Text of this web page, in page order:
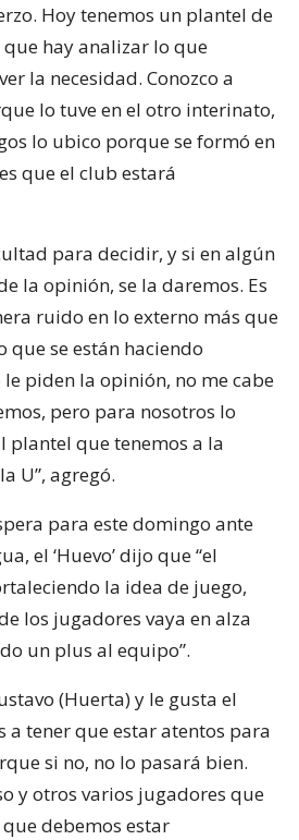
Hoy tenemos un plantel de
hay analizar lo que
la necesidad. Conozco a
lo tuve en el otro interinato,
lo ubico porque se formó en
que el club estará
para decidir, y si en algún
la opinión, se la daremos. Es
ruido en lo externo más que
que se están haciendo
le piden la opinión, no me cabe
pero para nosotros lo
plantel que tenemos a la
U”, agregó.
para este domingo ante
el ‘Huevo’ dijo que “el
la idea de juego,
los jugadores vaya en alza
un plus al equipo”.
(Huerta) y le gusta el
a tener que estar atentos para
si no, no lo pasará bien.
y otros varios jugadores que
debemos estar